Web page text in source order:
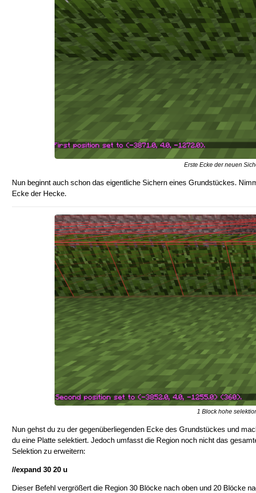
Erste Ecke der neuen
Nun beginnt auch schon das eigentliche Sichern eines Grundstückes.
Ecke der Hecke.
1 Block hohe
Nun gehst du zu der gegenüberliegenden Ecke des Grundstückes und
du eine Platte selektiert. Jedoch umfasst die Region noch nicht das
Selektion zu erweitern:
//expand 30 20 u
Dieser Befehl vergrößert die Region 30 Blöcke nach oben und 20 Blöcke